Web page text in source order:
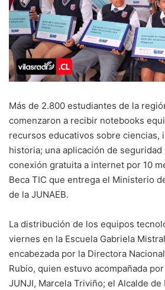
Más de 2.800 estudiantes de la
comenzaron a recibir notebooks
recursos educativos sobre ciencias,
historia; una aplicación de
conexión gratuita a internet por 10
Beca TIC que entrega el Ministerio
de la JUNAEB.
La distribución de los equipos
viernes en la Escuela Gabriela
encabezada por la Directora
Rubio, quien estuvo acompañada
JUNJI, Marcela Triviño; el Alcalde